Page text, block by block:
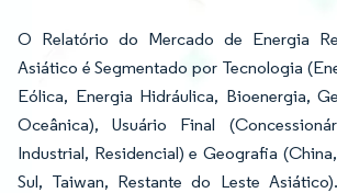
O Relatório do Mercado de Energia
Asiático é Segmentado por Tecnologia
Eólica, Energia Hidráulica, Bioenergia,
Oceânica), Usuário Final
Industrial, Residencial) e Geografia
Sul, Taiwan, Restante do Leste